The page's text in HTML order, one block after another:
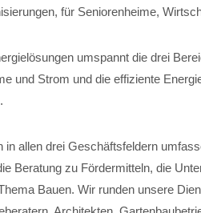
für Seniorenheime,
umspannt die drei
und Strom und die effiziente
in allen drei Geschäftsfeldern
Beratung zu Fördermitteln, die
Bauen. Wir runden unsere